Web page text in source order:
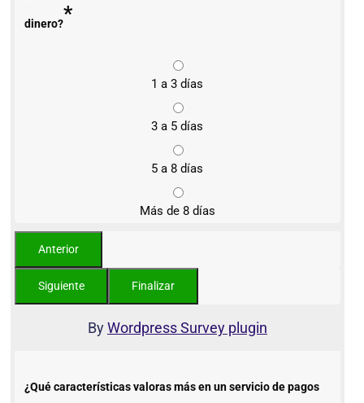
dinero?*
1 a 3 días
3 a 5 días
5 a 8 días
Más de 8 días
ByWordpress Survey plugin
¿Qué características valoras más en un servicio de pagos